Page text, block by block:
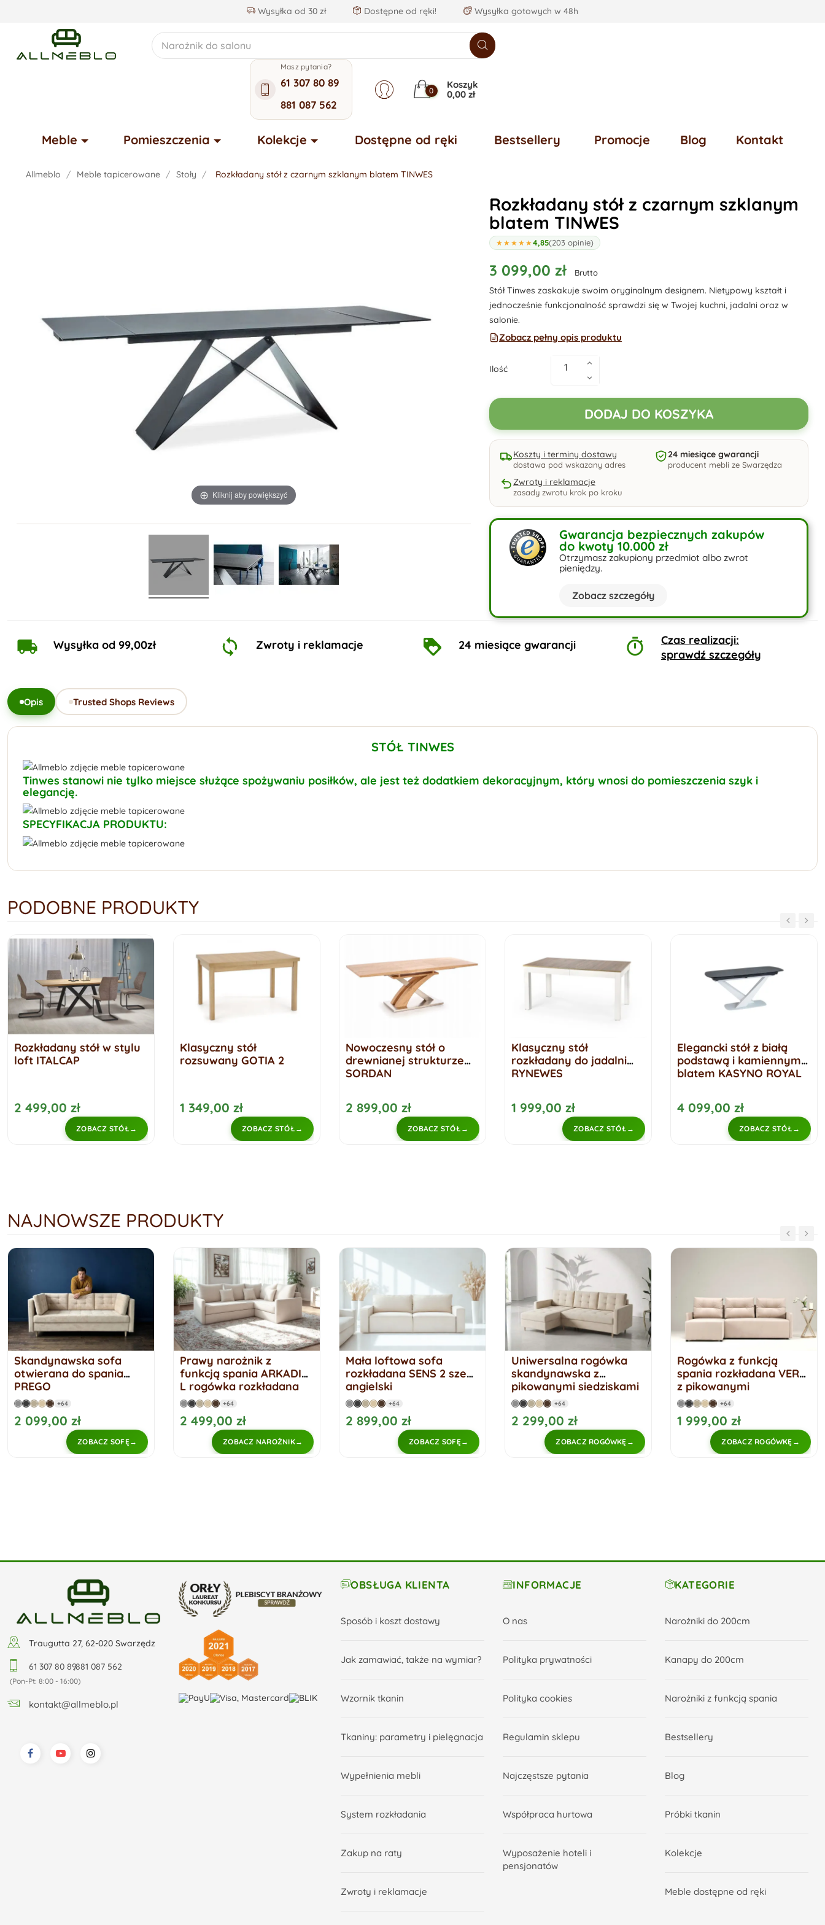
Wysyłka od 30 zł Dostępne od ręki! Wysyłka gotowych w 48h
Masz pytania?
61 307 80 89
881 087 562
0
Koszyk
0,00 zł
Meble Pomieszczenia Kolekcje Dostępne od ręki Bestsellery Promocje Blog Kontakt
Allmeblo Meble tapicerowane Stoły Rozkładany stół z czarnym szklanym blatem TINWES
Kliknij aby powiększyć
Rozkładany stół z czarnym szklanym
blatem TINWES
★★★★★4,85(203 opinie)
3 099,00 zł Brutto
Stół Tinwes zaskakuje swoim oryginalnym designem. Nietypowy kształt i
jednocześnie funkcjonalność sprawdzi się w Twojej kuchni, jadalni oraz w
salonie.
Zobacz pełny opis produktu
Ilość
DODAJ DO KOSZYKA
Koszty i terminy dostawy
dostawa pod wskazany adres
24 miesiące gwarancji
producent mebli ze Swarzędza
Zwroty i reklamacje
zasady zwrotu krok po kroku
Gwarancja bezpiecznych zakupów
do kwoty 10.000 zł
Otrzymasz zakupiony przedmiot albo zwrot
pieniędzy.
Zobacz szczegóły
Wysyłka od 99,00zł Zwroty i reklamacje 24 miesiące gwarancji
Czas realizacji:
sprawdź szczegóły
Opis Trusted Shops Reviews
STÓŁ TINWES
Tinwes stanowi nie tylko miejsce służące spożywaniu posiłków, ale jest też dodatkiem dekoracyjnym, który wnosi do pomieszczenia szyk i
elegancję.
SPECYFIKACJA PRODUKTU:
PODOBNE PRODUKTY
Rozkładany stół w stylu
loft ITALCAP
2 499,00 zł
ZOBACZ STÓŁ
Klasyczny stół
rozsuwany GOTIA 2
1 349,00 zł
ZOBACZ STÓŁ
Nowoczesny stół o
drewnianej strukturze
SORDAN
2 899,00 zł
ZOBACZ STÓŁ
Klasyczny stół
rozkładany do jadalni
RYNEWES
1 999,00 zł
ZOBACZ STÓŁ
Elegancki stół z białą
podstawą i kamiennym
blatem KASYNO ROYAL
4 099,00 zł
ZOBACZ STÓŁ
NAJNOWSZE PRODUKTY
Prawy narożnik z
funkcją spania ARKADIA
L rogówka rozkładana
+64
2 499,00 zł
ZOBACZ NAROŻNIK
Mała loftowa sofa
rozkładana SENS 2 szew
angielski
+64
2 899,00 zł
ZOBACZ SOFĘ
Uniwersalna rogówka
skandynawska z
pikowanymi siedziskami
VIDO
+64
2 299,00 zł
ZOBACZ ROGÓWKĘ
Rogówka z funkcją
spania rozkładana VERO
z pikowanymi
poduszkami
+64
1 999,00 zł
ZOBACZ ROGÓWKĘ
Lewy narożnik z funkcją
spania ARKADIA 2
rogówka rozkładana
+64
2 349,00 zł
ZOBACZ NAROŻNIK
Traugutta 27, 62-020 Swarzędz
61 307 80 89
,881 087 562
(Pon-Pt: 8:00 - 16:00)
kontakt@allmeblo.pl
OBSŁUGA KLIENTA
Sposób i koszt dostawy
Jak zamawiać, także na wymiar?
Wzornik tkanin
Tkaniny: parametry i pielęgnacja
Wypełnienia mebli
System rozkładania
Zakup na raty
Zwroty i reklamacje
INFORMACJE
O nas
Polityka prywatności
Polityka cookies
Regulamin sklepu
Najczęstsze pytania
Współpraca hurtowa
Wyposażenie hoteli i
pensjonatów
KATEGORIE
Narożniki do 200cm
Kanapy do 200cm
Narożniki z funkcją spania
Bestsellery
Blog
Próbki tkanin
Kolekcje
Meble dostępne od ręki